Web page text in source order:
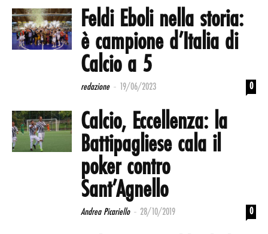
Feldi Eboli nella storia:
è campione d’Italia di
Calcio a 5
redazione - 19/06/2023 0
Calcio, Eccellenza: la
Battipagliese cala il
poker contro
Sant’Agnello
Andrea Picariello - 28/10/2019 0